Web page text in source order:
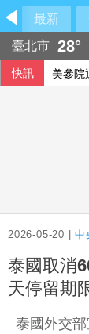
最新
臺北市 28°
快訊 美參
2026-05-20 |中
泰國取消
天停留期
泰國外交